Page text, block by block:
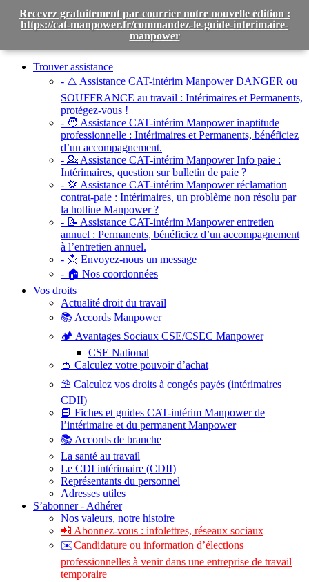
Toggle
navigationTrouver assistance
- ⚠️ Assistance CAT-intérim Manpower DANGER ou
SOUFFRANCE au travail : Intérimaires et Permanents,
protégez-vous !
- 🧑 Assistance CAT-intérim Manpower inaptitude
professionnelle : Intérimaires et Permanents, bénéficiez
d’un accompagnement.
- 💁 Assistance CAT-intérim Manpower Info paie :
Intérimaires, question sur bulletin de paie ?
- 💢 Assistance CAT-intérim Manpower réclamation
contrat-paie : Intérimaires, un problème non résolu par
la hotline Manpower ?
- 📝 Assistance CAT-intérim Manpower entretien
annuel : Permanents, bénéficiez d’un accompagnement
à l’entretien annuel.
- 📩 Envoyez-nous un message
- 🏠 Nos coordonnées
Vos droits
Actualité droit du travail
📚 Accords Manpower
🏕️ Avantages Sociaux CSE/CSEC Manpower
CSE National
👛 Calculez votre pouvoir d’achat
⛱️ Calculez vos droits à congés payés (intérimaires
CDII)
📘 Fiches et guides CAT-intérim Manpower de
l’intérimaire et du permanent Manpower
📚 Accords de branche
La santé au travail
Le CDI intérimaire (CDII)
Représentants du personnel
Adresses utiles
S’abonner - Adhérer
Nos valeurs, notre histoire
📲 Abonnez-vous : infolettres, réseaux sociaux
✉️Candidature ou information d’élections
professionnelles à venir dans une entreprise de travail
temporaire
Recevez gratuitement par courrier notre nouvelle édition :
https://cat-manpower.fr/commandez-le-guide-interimaire-
manpower